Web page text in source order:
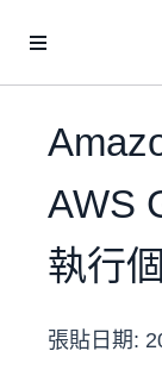
AWS
執行
張貼日期: